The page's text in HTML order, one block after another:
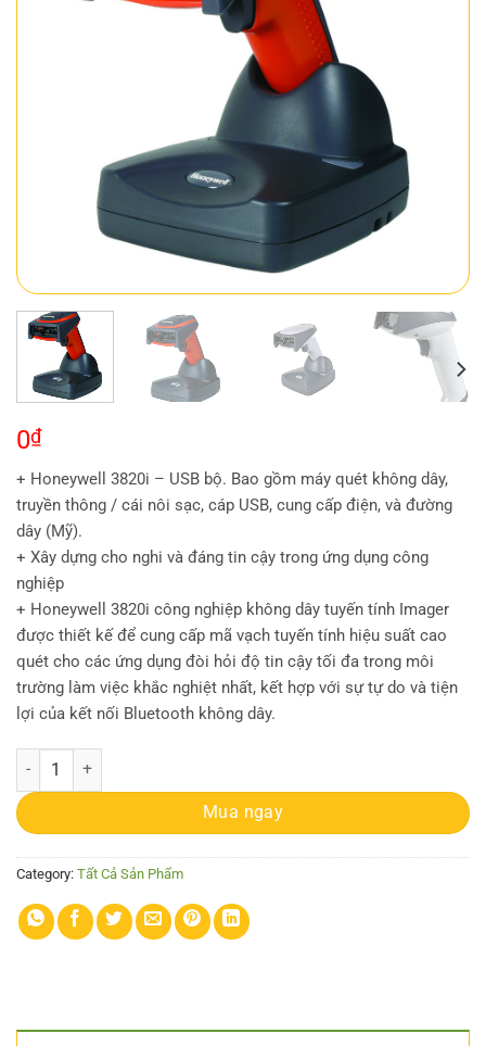
0₫
+ Honeywell 3820i – USB bộ. Bao gồm máy quét không dây,
truyền thông / cái nôi sạc, cáp USB, cung cấp điện, và đường
dây (Mỹ).
+ Xây dựng cho nghi và đáng tin cậy trong ứng dụng công
nghiệp
+ Honeywell 3820i công nghiệp không dây tuyến tính Imager
được thiết kế để cung cấp mã vạch tuyến tính hiệu suất cao
quét cho các ứng dụng đòi hỏi độ tin cậy tối đa trong môi
trường làm việc khắc nghiệt nhất, kết hợp với sự tự do và tiện
lợi của kết nối Bluetooth không dây.
Máy quét Honeywell 3820 Cordless Linear Image Scanner quantity
Mua ngay
Category: Tất Cả Sản Phẩm